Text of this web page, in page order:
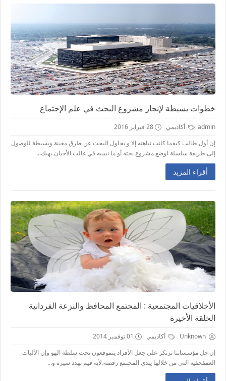
خطوات بسيطة لإنجاز مشروع البحث في علم الإجتماع
admin أكاديمي
28 فبراير 2016
إن أول طالب كيفما كانت نباهته إلا و يحاول البحث عن طرق معينة وبسيطة للوصول
إلى طريقة سلسلة لوضع مشروع بحثه أو ما نسيه في غالب الأحيان بهيك...
أقراء المزيد
الأخلاقيات المجتمعية : المجتمع المحافظ والنزعة الفردانية
الحلقة الأخيرة
Unknown أكاديمي
01 نوفمبر 2014
ﺇﻥ ﺟﻞ ﻣﺆﺳﺴﺎﺗﻨﺎ ﺗﺮﺗﻜﺰ ﻋﻠﻰ ﺟﻌﻞ ﺍﻷ‌ﻓﺮﺍﺩ ﻳﺘﻤﻮﻗﻌﻮﻥ ﺗﺤﺖ ﺳﻠﻄﺔ ﺍﻟﻬﻮ وﺇﻥ ﺍﻷ‌ﻟﻴﺎﺕ
ﺍﻟﻌﻤﻘﺨﻔﻴﺔ ﺍﻟﺘﻲ ﻣﻦ ﺧﻼ‌ﻟﻬﺎ ﻳﺒﺪﻱ ﺍﻟﻤﺠﺘﻤﻊ ﺭﻓﻀﻪ،ﻷ‌ﻳﺔ ﻗﻴﻢ ﺗﻬﺪﺩ ﺳﻴﺮﻩ ﻭ...